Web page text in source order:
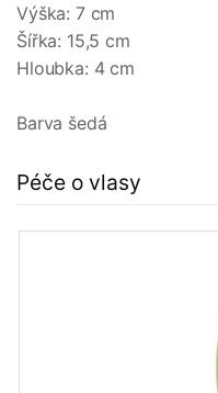
Výška: 7 cm
Šířka: 15,5 cm
Hloubka: 4 cm
Barva šedá
Péče o vlasy